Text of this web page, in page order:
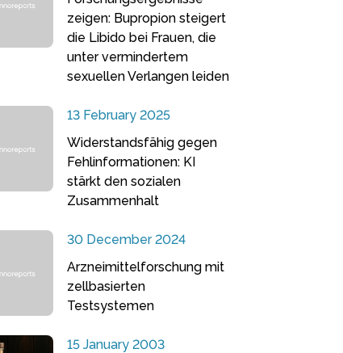
zeigen: Bupropion steigert
die Libido bei Frauen, die
unter vermindertem
sexuellen Verlangen leiden
13 February 2025
Widerstandsfähig gegen
Fehlinformationen: KI
stärkt den sozialen
Zusammenhalt
30 December 2024
Arzneimittelforschung mit
zellbasierten
Testsystemen
15 January 2003